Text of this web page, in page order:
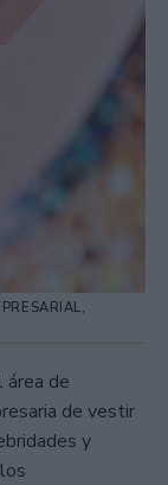
área de
de vestir
y